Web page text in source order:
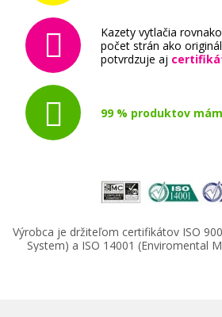
Kazety vytlačia
počet strán ako
potvrdzuje aj
99 % produktov
Výrobca je držiteľom certifikátov ISO
System) a ISO 14001 (Enviromental